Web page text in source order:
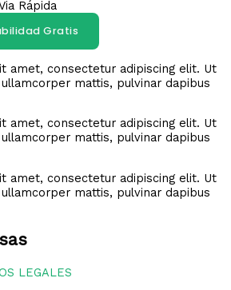
Rápida
Gratis
amet, consectetur adipiscing elit. Ut
mattis, pulvinar dapibus
amet, consectetur adipiscing elit. Ut
mattis, pulvinar dapibus
amet, consectetur adipiscing elit. Ut
mattis, pulvinar dapibus
LEGALES